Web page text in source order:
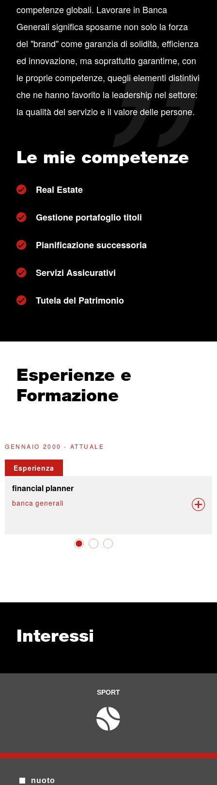
competenze globali. Lavorare in Banca
Generali significa sposarne non solo la forza
del "brand" come garanzia di solidità, efficienza
ed innovazione, ma soprattutto garantirne, con
le proprie competenze, quegli elementi distintivi
che ne hanno favorito la leadership nel settore:
la qualità del servizio e il valore delle persone.
Le mie competenze
Real Estate
Gestione portafoglio titoli
Pianificazione successoria
Servizi Assicurativi
Tutela del Patrimonio
Esperienze e
Formazione
GENNAIO 2000 - ATTUALE
Esperienza
financial planner
banca generali
Interessi
SPORT
nuoto